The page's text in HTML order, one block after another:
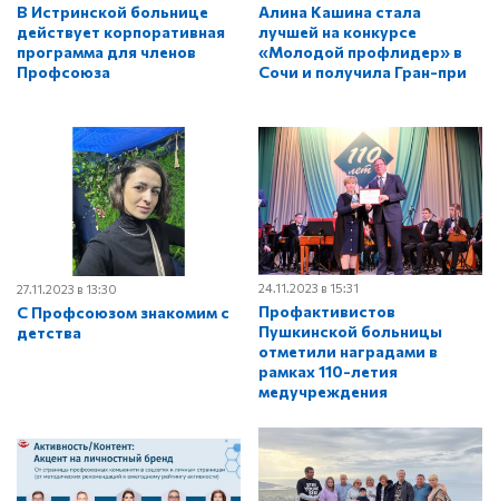
В Истринской больнице
действует корпоративная
программа для членов
Профсоюза
Алина Кашина стала
лучшей на конкурсе
«Молодой профлидер» в
Сочи и получила Гран-при
27.11.2023 в 13:30
С Профсоюзом знакомим с
детства
24.11.2023 в 15:31
Профактивистов
Пушкинской больницы
отметили наградами в
рамках 110-летия
медучреждения